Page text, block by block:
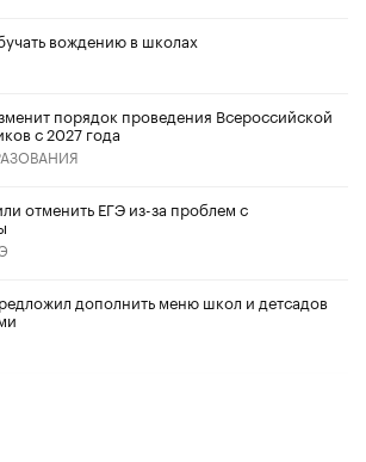
вождению в школах
порядок проведения Всероссийской
с 2027 года
отменить ЕГЭ из-за проблем с
дополнить меню школ и детсадов